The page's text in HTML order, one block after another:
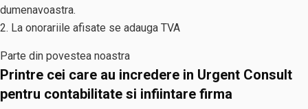
dumenavoastra.
2. La onorariile afisate se adauga TVA
Parte din povestea noastra
Printre cei care au incredere in Urgent Consult
pentru contabilitate si infiintare firma